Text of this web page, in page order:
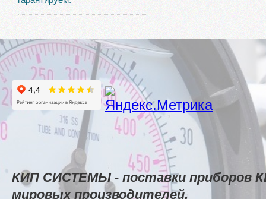
КИП СИСТЕМЫ - поставки приборов
мировых производителей.